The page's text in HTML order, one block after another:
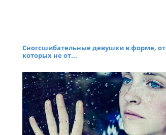
Сногсшибательные девушки в форме, от
которых не от...